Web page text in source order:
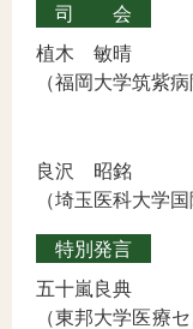
司会
植木 敏晴
（福岡大学筑紫
良沢 昭銘
（埼玉医科大学
特別発言
五十嵐良典
（東邦大学医療